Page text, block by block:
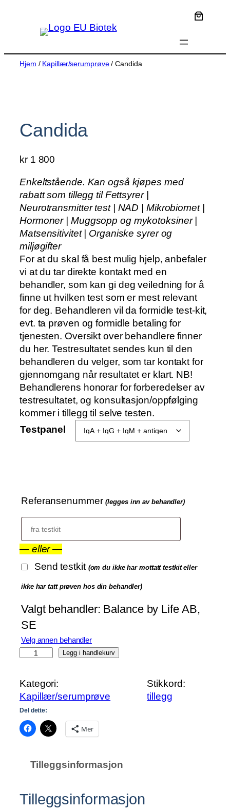
Hjem / Kapillær/serumprøve/ Candida
Candida
kr1 800
Enkeltstående. Kan også kjøpes med
rabatt som tillegg til Fettsyrer |
Neurotransmitter test | NAD | Mikrobiomet |
Hormoner | Muggsopp og mykotoksiner |
Matsensitivitet | Organiske syrer og
miljøgifter
For at du skal få best mulig hjelp, anbefaler
vi at du tar direkte kontakt med en
behandler, som kan gi deg veiledning for å
finne ut hvilken test som er mest relevant
for deg. Behandleren vil da formidle test-kit,
evt. ta prøven og formidle betaling for
tjenesten. Oversikt over behandlere finner
du her. Testresultatet sendes kun til den
behandleren du velger, som tar kontakt for
gjennomgang når resultatet er klart. NB!
Behandlerens honorar for forberedelser av
testresultatet, og konsultasjon/oppfølging
kommer i tillegg til selve testen.
Testpanel
Referansenummer(legges inn av behandler)
— eller—
Send testkit (om du ikke har mottatt testkit eller
ikke har tatt prøven hos din behandler)
Valgt behandler: Balance by Life AB,
SE
Velg annen behandler
n
d
a
l
Legg i handlekurv
Kategori:
Kapillær/serumprøve
Stikkord:
tillegg
Del dette:
Mer
Tilleggsinformasjon
Tilleggsinformasjon